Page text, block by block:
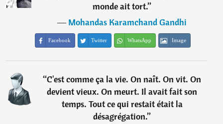
monde ait tort.”
―Mohandas Karamchand Gandhi
Facebook Twitter WhatsApp Image
“C'est comme ça la vie. On naît. On vit. On
devient vieux. On meurt. Il avait fait son
temps. Tout ce qui restait était la
désagrégation.”